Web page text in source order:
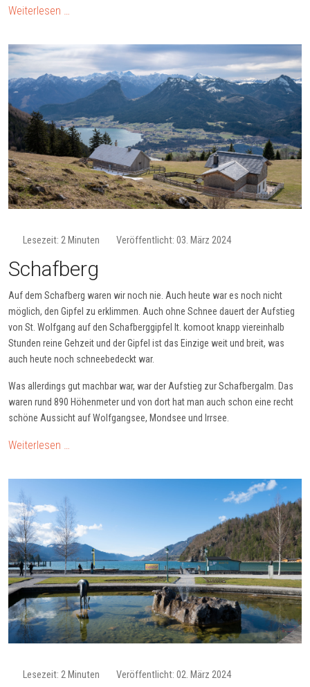
Weiterlesen …
Lesezeit: 2 Minuten Veröffentlicht: 03. März 2024
Schafberg
Auf dem Schafberg waren wir noch nie. Auch heute war es noch nicht
möglich, den Gipfel zu erklimmen. Auch ohne Schnee dauert der Aufstieg
von St. Wolfgang auf den Schafberggipfel lt. komoot knapp viereinhalb
Stunden reine Gehzeit und der Gipfel ist das Einzige weit und breit, was
auch heute noch schneebedeckt war.
Was allerdings gut machbar war, war der Aufstieg zur Schafbergalm. Das
waren rund 890 Höhenmeter und von dort hat man auch schon eine recht
schöne Aussicht auf Wolfgangsee, Mondsee und Irrsee.
Weiterlesen …
Lesezeit: 2 Minuten Veröffentlicht: 02. März 2024